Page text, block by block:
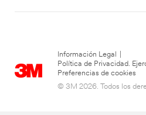
Información Legal
Política de Privacidad.
Preferencias de cookies
© 3M 2026. Todos los